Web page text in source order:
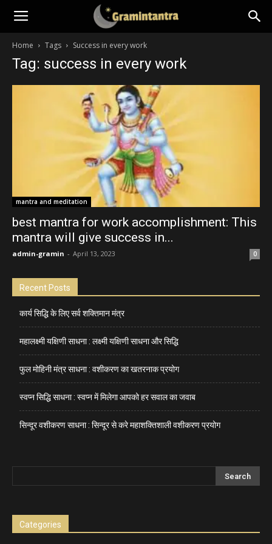
Home Tags Success in every work
Tag: success in every work
mantra and meditation
best mantra for work accomplishment: This
mantra will give success in...
admin-gramin - April 13, 2023 0
Recent Posts
कार्य सिद्धि के लिए सर्व शक्तिमान मंत्र
महालक्ष्मी यक्षिणी साधना : लक्ष्मी यक्षिणी साधना और सिद्धि
फुल मोहिनी मंत्र साधना : वशीकरण का खतरनाक प्रयोग
स्वप्न सिद्धि साधना : स्वप्न में मिलेगा आपको हर सवाल का जवाब
सिन्दूर वशीकरण साधना : सिन्दूर से करे महाशक्तिशाली वशीकरण प्रयोग
Categories